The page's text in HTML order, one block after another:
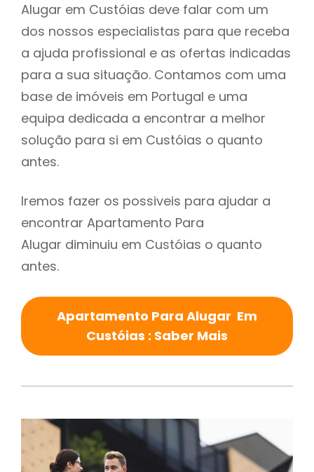
Alugar em Custóias deve falar com um
dos nossos especialistas para que receba
a ajuda profissional e as ofertas indicadas
para a sua situação. Contamos com uma
base de imóveis em Portugal e uma
equipa dedicada a encontrar a melhor
solução para si em Custóias o quanto
antes.
Iremos fazer os possiveis para ajudar a
encontrar Apartamento Para
Alugar diminuiu em Custóias o quanto
antes.
Apartamento Para Alugar Em
Custóias : Saber Mais